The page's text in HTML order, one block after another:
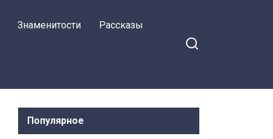
Знаменитости Рассказы
Популярное